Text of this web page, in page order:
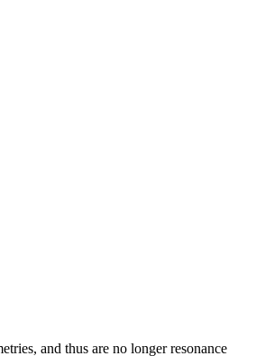
and thus are no longer resonance